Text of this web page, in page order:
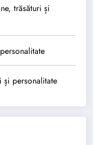
trăsături și
și personalitate